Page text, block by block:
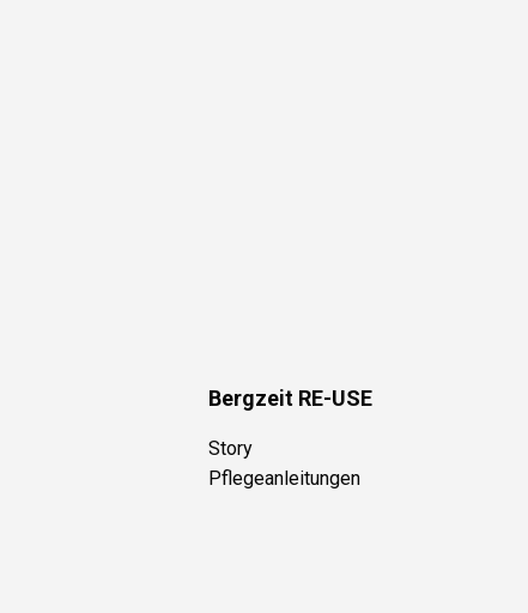
Bergzeit RE-USE
Story
Pflegeanleitungen